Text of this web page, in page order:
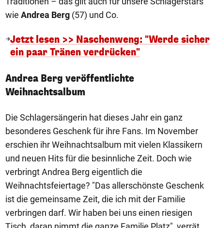
wie Andrea Berg (57) und Co.
Jetzt lesen >> Naschenweng: "Werde sicher
ein paar Tränen verdrücken"
Andrea Berg veröffentlichte
Weihnachtsalbum
Die Schlagersängerin hat dieses Jahr ein ganz
besonderes Geschenk für ihre Fans. Im November
erschien ihr Weihnachtsalbum mit vielen Klassikern
und neuen Hits für die besinnliche Zeit. Doch wie
verbringt Andrea Berg eigentlich die
Weihnachtsfeiertage? "Das allerschönste Geschenk
ist die gemeinsame Zeit, die ich mit der Familie
verbringen darf. Wir haben bei uns einen riesigen